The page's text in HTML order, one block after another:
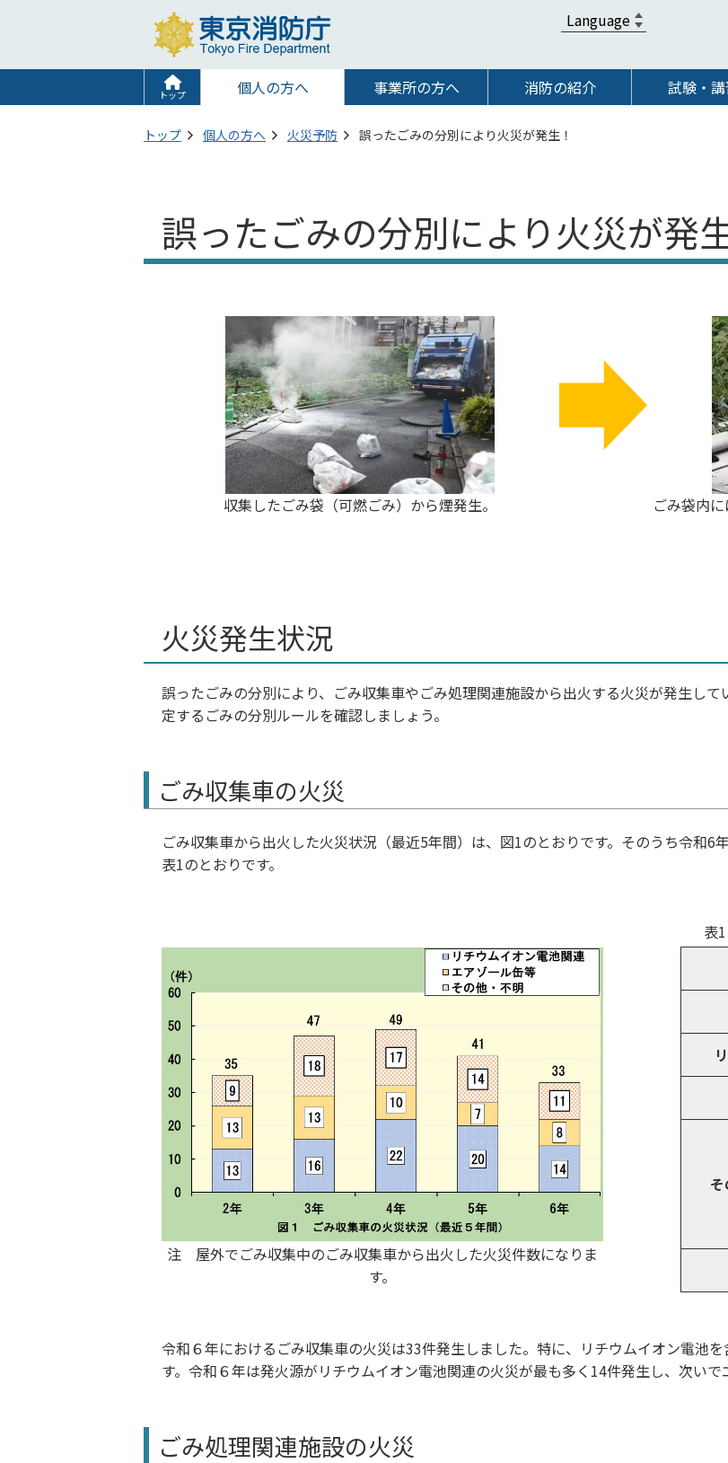
トップ 個人の方へ 事業所の方へ 消防の紹介 試験・
トップ 個人の方へ 火災予防 誤ったごみの分別により火災が発生！
誤ったごみの分別により火災が発
収集したごみ袋（可燃ごみ）から煙発生。
ごみ袋内
火災発生状況
誤ったごみの分別により、ごみ収集車やごみ処理関連施設から出火する火災が発生し
定するごみの分別ルールを確認しましょう。
ごみ収集車の火災
ごみ収集車から出火した火災状況（最近5年間）は、図1のとおりです。そのうち令和6
表1のとおりです。
注 屋外でごみ収集中のごみ収集車から出火した火災件数になりま
す。
表
令和６年におけるごみ収集車の火災は33件発生しました。特に、リチウムイオン電池
す。令和６年は発火源がリチウムイオン電池関連の火災が最も多く14件発生し、次いで
ごみ処理関連施設の火災